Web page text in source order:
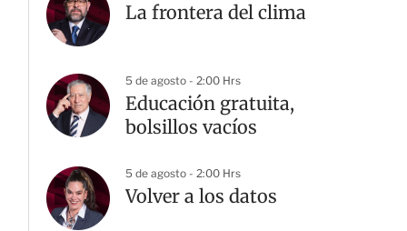
La frontera del clima
5 de agosto - 2:00 Hrs
Educación gratuita,
bolsillos vacíos
5 de agosto - 2:00 Hrs
Volver a los datos